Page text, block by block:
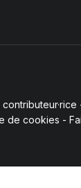
de cookies -